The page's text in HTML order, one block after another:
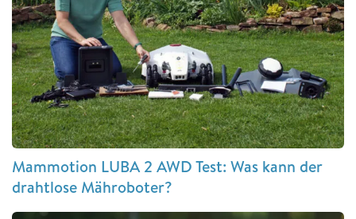
Mammotion LUBA 2 AWD Test: Was kann der
drahtlose Mähroboter?